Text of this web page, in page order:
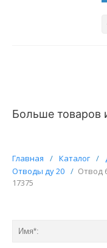
Больше товаров
Главная / Каталог /
Отводы ду 20 / Отвод
17375